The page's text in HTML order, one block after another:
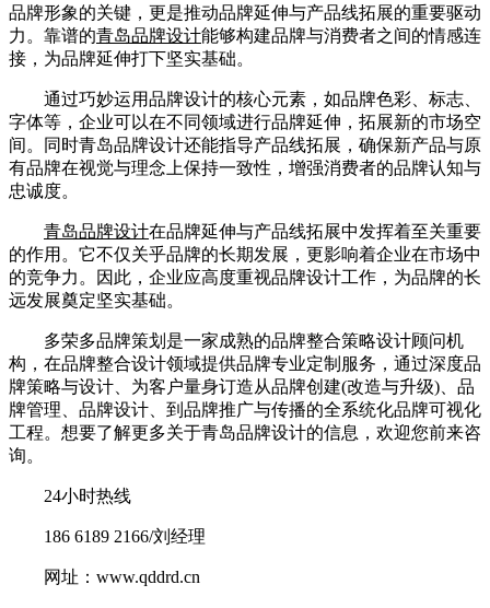
品牌形象的关键，更是推动品牌延伸与产品线拓展的重要驱动
力。靠谱的青岛品牌设计能够构建品牌与消费者之间的情感连
接，为品牌延伸打下坚实基础。
通过巧妙运用品牌设计的核心元素，如品牌色彩、标志、
字体等，企业可以在不同领域进行品牌延伸，拓展新的市场空
间。同时青岛品牌设计还能指导产品线拓展，确保新产品与原
有品牌在视觉与理念上保持一致性，增强消费者的品牌认知与
忠诚度。
青岛品牌设计在品牌延伸与产品线拓展中发挥着至关重要
的作用。它不仅关乎品牌的长期发展，更影响着企业在市场中
的竞争力。因此，企业应高度重视品牌设计工作，为品牌的长
远发展奠定坚实基础。
多荣多品牌策划是一家成熟的品牌整合策略设计顾问机
构，在品牌整合设计领域提供品牌专业定制服务，通过深度品
牌策略与设计、为客户量身订造从品牌创建(改造与升级)、品
牌管理、品牌设计、到品牌推广与传播的全系统化品牌可视化
工程。想要了解更多关于青岛品牌设计的信息，欢迎您前来咨
询。
24小时热线
186 6189 2166/刘经理
网址：www.qddrd.cn